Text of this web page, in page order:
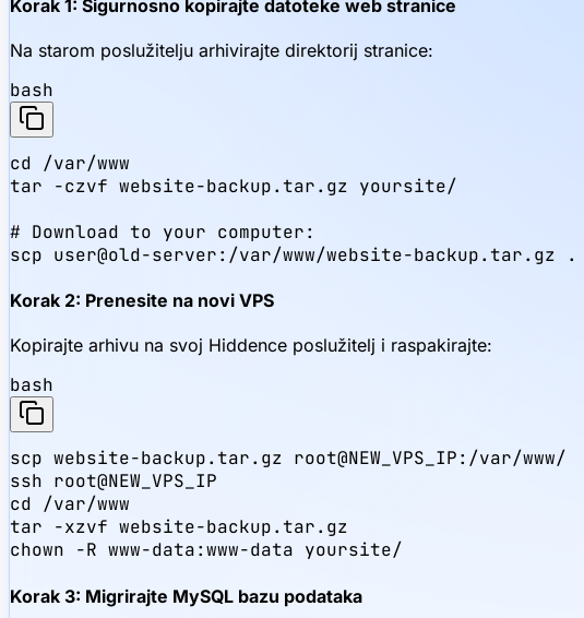
Korak 1: Sigurnosno kopirajte datoteke web stranice
Na starom poslužitelju arhivirajte direktorij stranice:
bash
cd /var/www
tar -czvf website-backup.tar.gz yoursite/
# Download to your computer:
scp user@old-server:/var/www/website-backup.tar.gz .
Korak 2: Prenesite na novi VPS
Kopirajte arhivu na svoj Hiddence poslužitelj i raspakirajte:
bash
scp website-backup.tar.gz root@NEW_VPS_IP:/var/www/
ssh root@NEW_VPS_IP
cd /var/www
tar -xzvf website-backup.tar.gz
chown -R www-data:www-data yoursite/
Korak 3: Migrirajte MySQL bazu podataka